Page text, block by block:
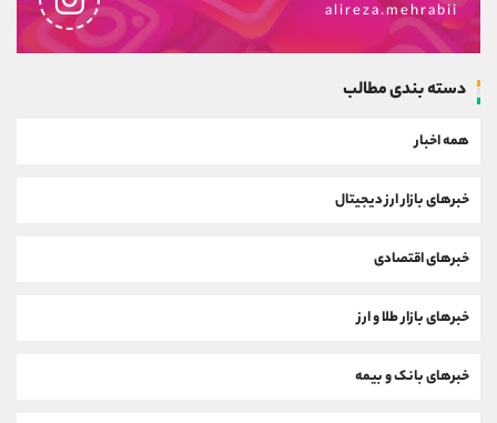
alireza.mehrabii
دسته بندی مطالب
همه اخبار
خبرهای بازار ارز دیجیتال
خبرهای اقتصادی
خبرهای بازار طلا و ارز
خبرهای بانک و بیمه